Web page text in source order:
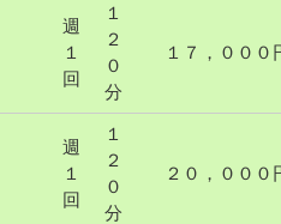
週
１
回
１
２
０
分
１７，０００
週
１
回
１
２
０
分
２０，０００